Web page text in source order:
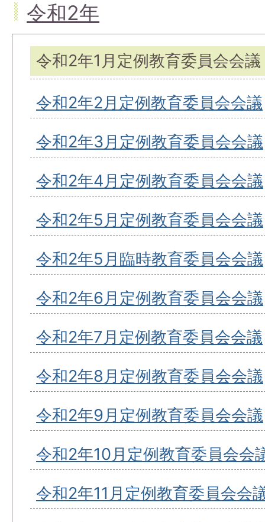
令和2年
令和2年1月定例教育委員会会議
令和2年2月定例教育委員会会議
令和2年3月定例教育委員会会議
令和2年4月定例教育委員会会議
令和2年5月定例教育委員会会議
令和2年5月臨時教育委員会会議
令和2年6月定例教育委員会会議
令和2年7月定例教育委員会会議
令和2年8月定例教育委員会会議
令和2年9月定例教育委員会会議
令和2年10月定例教育委員会会
令和2年11月定例教育委員会会